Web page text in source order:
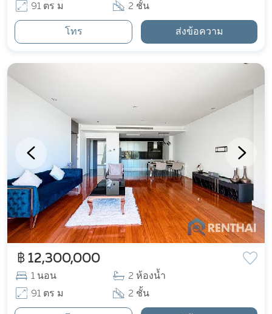
91 ตร ม 2 ชั้น
โทร ส่งข้อความ
฿ 12,300,000
1 นอน
2 ห้องน้ำ
91 ตร ม
2 ชั้น